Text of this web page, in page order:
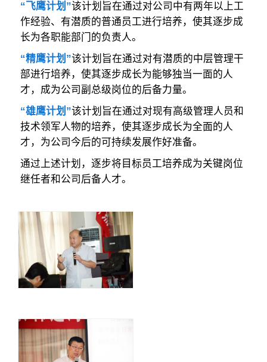
“飞鹰计划”该计划旨在通过对公司中有两年以上工
作经验、有潜质的普通员工进行培养，使其逐步成
长为各职能部门的负责人。
“精鹰计划”该计划旨在通过对有潜质的中层管理干
部进行培养，使其逐步成长为能够独当一面的人
才，成为公司副总级岗位的后备力量。
“雄鹰计划”该计划旨在通过对现有高级管理人员和
技术领军人物的培养，使其逐步成长为全面的人
才，为公司今后的可持续发展作好准备。
通过上述计划，逐步将目标员工培养成为关键岗位
继任者和公司后备人才。